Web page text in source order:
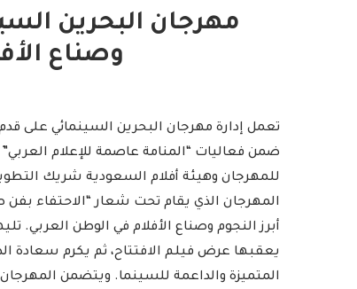
مهرجان البحرين
وصناع
تعمل إدارة مهرجان البحرين السينمائي على
ضمن فعاليات “المنامة عاصمة للإعلام
المهرجان الذي يقام تحت شعار “الاحتفاء
أبرز النجوم وصناع الأفلام في الوطن العربي.
يعقبها عرض فيلم الافتتاح، ثم يكرم سعادة
المتميزة والداعمة للسينما. ويتضمن